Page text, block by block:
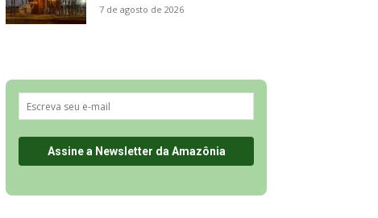
7 de agosto de 2026